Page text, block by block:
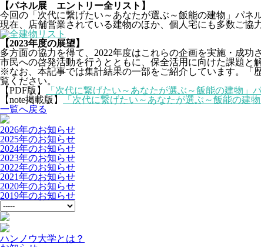
【パネル展 エントリー全リスト】
今回の「次代に繋げたい～あなたが選ぶ～飯能の建物」パネ
現在、店舗営業されている建物のほか、個人宅にも多数ご協
【2023年度の展望】
多方面の協力を得て、2022年度はこれらの企画を実施・成功
市民への啓発活動を行うとともに、保全活用に向けた課題と
※なお、本記事では集計結果の一部をご紹介しています。「
覧ください。
【PDF版】
「次代に繋げたい～あなたが選ぶ～飯能の建物」
【note掲載版】
「次代に繋げたい～あなたが選ぶ～飯能の建
一覧へ戻る
2026年のお知らせ
2025年のお知らせ
2024年のお知らせ
2023年のお知らせ
2022年のお知らせ
2021年のお知らせ
2020年のお知らせ
2019年のお知らせ
ハンノウ大学とは？